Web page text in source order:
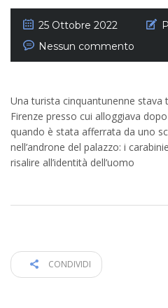
25 Ottobre 2022
Nessun commento
Una turista cinquantunenne stava
Firenze presso cui alloggiava
quando è stata afferrata da uno
nell’androne del palazzo: i
risalire all’identità dell’uomo
CONDIVIDI